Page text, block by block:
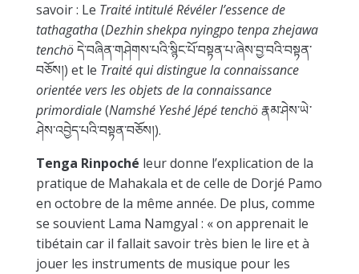
savoir : Le Traité intitulé Révéler l’essence de
tathagatha(Dezhin shekpa nyingpo tenpa zhejawa
tenchöདེ་བཞིན་གཤེགས་པའི་སྙིང་པོ་བསྟན་པ་ཞེས་བྱ་བའི་བསྟན་
བཅོས།) et le Traité qui distingue la connaissance
orientée vers les objets de la connaissance
primordiale(Namshé Yeshé Jépé tenchöརྣམ་ཤེས་ཡེ་
ཤེས་འབྱེད་པའི་བསྟན་བཅོས།).
Tenga Rinpoché leur donne l’explication de la
pratique de Mahakala et de celle de Dorjé Pamo
en octobre de la même année. De plus, comme
se souvient Lama Namgyal : « on apprenait le
tibétain car il fallait savoir très bien le lire et à
jouer les instruments de musique pour les